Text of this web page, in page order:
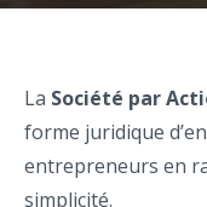
La Société par
forme juridique
entrepreneurs en
simplicité.